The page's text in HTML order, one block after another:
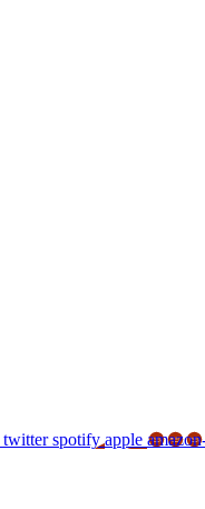
twitterspotifyapple